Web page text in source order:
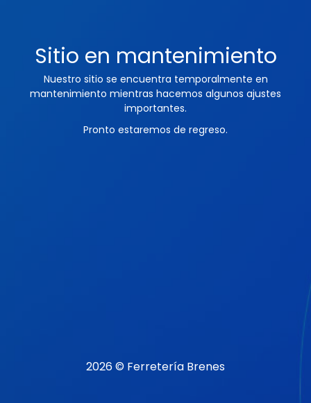
Sitio en mantenimiento
Nuestro sitio se encuentra temporalmente en
mantenimiento mientras hacemos algunos ajustes
importantes.
Pronto estaremos de regreso.
2026 © Ferretería Brenes